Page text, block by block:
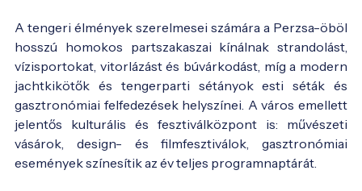
A tengeri élmények szerelmesei számára a Perzsa-öböl
hosszú homokos partszakaszai kínálnak strandolást,
vízisportokat, vitorlázást és búvárkodást, míg a modern
jachtkikötők és tengerparti sétányok esti séták és
gasztronómiai felfedezések helyszínei. A város emellett
jelentős kulturális és fesztiválközpont is: művészeti
vásárok, design- és filmfesztiválok, gasztronómiai
események színesítik az év teljes programnaptárát.